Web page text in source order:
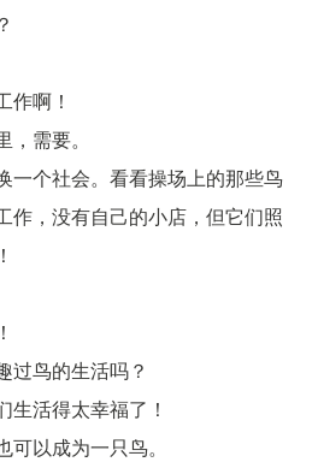
啊！
需要。
个社会。看看操场上的那些鸟
作，没有自己的小店，但它们照
鸟的生活吗？
活得太幸福了！
以成为一只鸟。